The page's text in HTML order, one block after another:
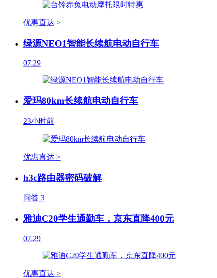
优惠直达 >
绿源NEO1智能长续航电动自行车
07.29
爱玛80km长续航电动自行车
23小时前
优惠直达 >
h3c路由器密码破解
问答 3
雅迪C20学生通勤车，京东直降400元
07.29
优惠直达 >